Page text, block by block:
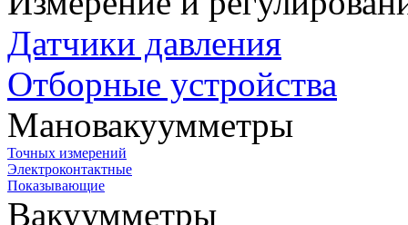
Датчики давления
Отборные устройства
Мановакуумметры
Точных измерений
Электроконтактные
Показывающие
Вакуумметры